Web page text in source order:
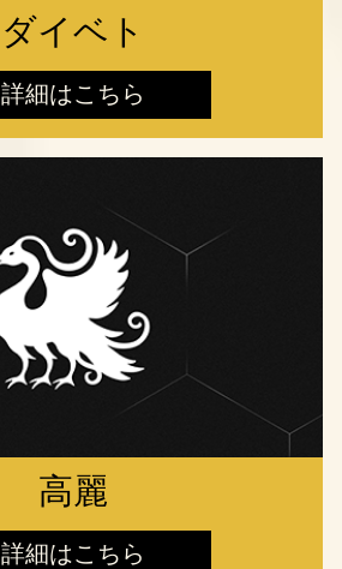
ダイベト
詳細はこちら
高麗
詳細はこちら